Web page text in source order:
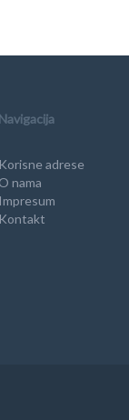
Navigacija
Korisne adrese
O nama
Impresum
Kontakt